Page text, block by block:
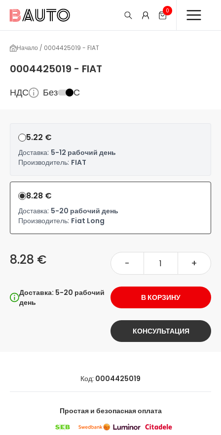
0
Начало / 0004425019 - FIAT
0004425019 - FIAT
НДС Без С
5.22 €
Доставка: 5-12 рабочий день
Производитель: FIAT
8.28 €
Доставка: 5-20 рабочий день
Производитель: Fiat Long
8.28 € - +
Доставка: 5-20 рабочий
день
В КОРЗИНУ
КОНСУЛЬТАЦИЯ
Код: 0004425019
Простая и безопасная оплата